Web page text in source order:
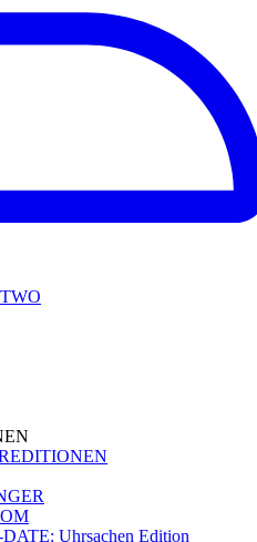
Uhrsachen Edition